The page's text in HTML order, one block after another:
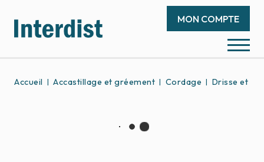
MON COMPTE
Accueil Accastillage et gréement Cordage Drisse et